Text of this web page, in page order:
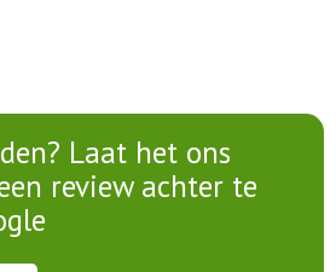
Laat het ons
review achter te